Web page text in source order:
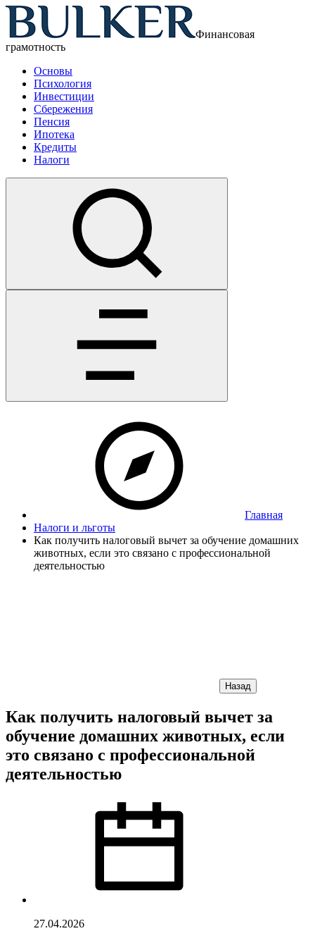
Финансовая
грамотность
Основы
Психология
Инвестиции
Сбережения
Пенсия
Ипотека
Кредиты
Налоги
Главная
Налоги и льготы
Как получить налоговый вычет за обучение домашних
животных, если это связано с профессиональной
деятельностью
Назад
Как получить налоговый вычет за
обучение домашних животных, если
это связано с профессиональной
деятельностью
27.04.2026